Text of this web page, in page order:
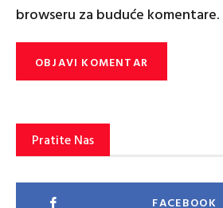
browseru za buduće komentare.
Pratite Nas
FACEBOOK